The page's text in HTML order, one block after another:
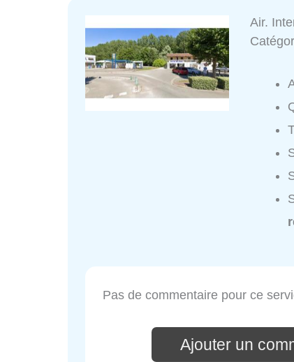
Air.
Pas de commentaire pour ce
Ajouter un